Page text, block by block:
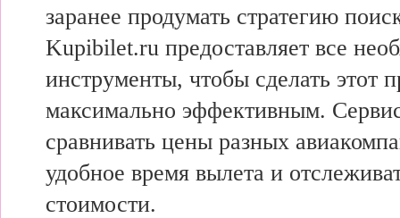
заранее продумать стратегию
Kupibilet.ru предоставляет все
инструменты, чтобы сделать этот
максимально эффективным.
сравнивать цены разных
удобное время вылета и
стоимости.